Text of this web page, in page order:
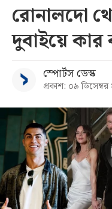
সর্বশেষ
সব
বিভাগ
আর্কাইভ
কনভার্টার
রোনালদো
দুবাইয়ে
স্পোর্টস ডেস্ক
প্রকাশ: ০৯